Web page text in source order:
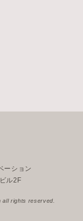
ーション
ル2F
all rights reserved.